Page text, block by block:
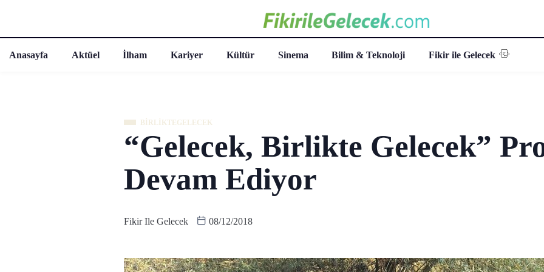
Anasayfa Aktüel İlham Kariyer Kültür Sinema Bilim & Teknoloji Fikir ile Gelecek
BIRLIKTEGELECEK
“Gelecek, Birlikte Gelecek”
Devam Ediyor
Fikir Ile Gelecek 08/12/2018